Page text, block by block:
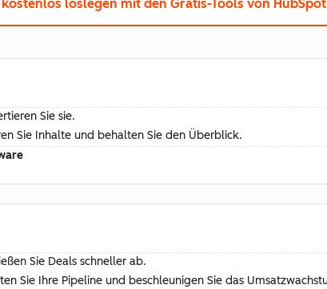
kostenlos loslegen mit den Gratis-Tools von HubSpot
Sie sie.
Sie Inhalte und behalten Sie den Überblick.
Sie Deals schneller ab.
Sie Ihre Pipeline und beschleunigen Sie das